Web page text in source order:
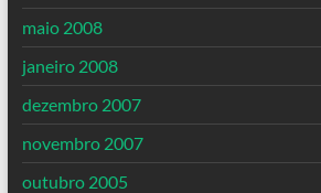
maio 2008
janeiro 2008
dezembro 2007
novembro 2007
outubro 2005